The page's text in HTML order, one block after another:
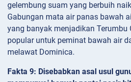
gelembung suam yang berbuih
Gabungan mata air panas bawah
yang banyak menjadikan Terumbu
popular untuk peminat bawah air
melawat Dominica.
Fakta 9: Disebabkan asal usul